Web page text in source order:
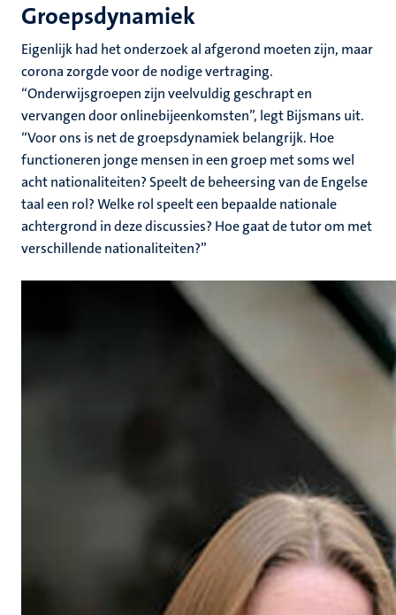
Groepsdynamiek
Eigenlijk had het onderzoek al afgerond moeten zijn, maar
corona zorgde voor de nodige vertraging.
“Onderwijsgroepen zijn veelvuldig geschrapt en
vervangen door onlinebijeenkomsten”, legt Bijsmans uit.
“Voor ons is net de groepsdynamiek belangrijk. Hoe
functioneren jonge mensen in een groep met soms wel
acht nationaliteiten? Speelt de beheersing van de Engelse
taal een rol? Welke rol speelt een bepaalde nationale
achtergrond in deze discussies? Hoe gaat de tutor om met
verschillende nationaliteiten?”